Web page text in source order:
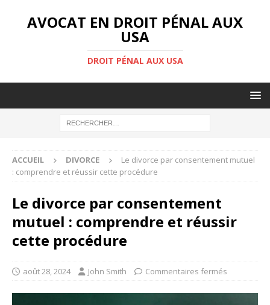
AVOCAT EN DROIT PÉNAL AUX
USA
DROIT PÉNAL AUX USA
ACCUEIL DIVORCE
Le divorce par consentement mutuel
: comprendre et réussir cette procédure
Le divorce par consentement
mutuel : comprendre et réussir
cette procédure
août 28, 2024 John Smith Commentaires fermés